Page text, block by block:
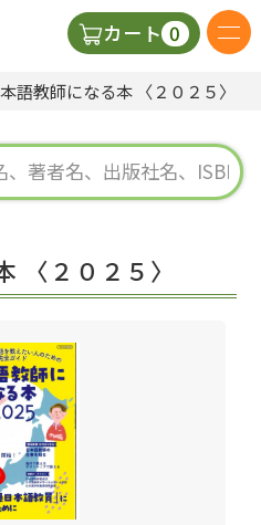
カート 0
日本語の教科書
視聴覚・補助教材
教師用参考書
語教師になる本 〈２０２５〉
〈２０２５〉